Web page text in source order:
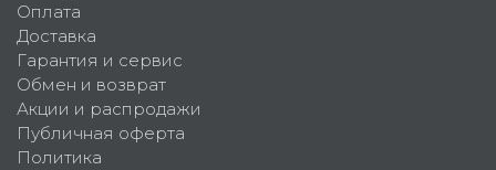
Оплата
Доставка
Гарантия и сервис
Обмен и возврат
Акции и распродажи
Публичная оферта
Политика